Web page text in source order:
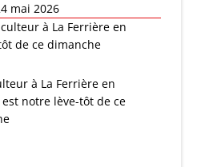
mai 2026
à La Ferrière en
de ce dimanche
à La Ferrière en
est notre lève-tôt de ce